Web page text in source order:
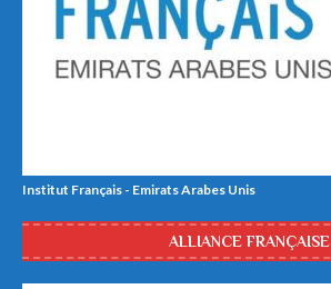
Institut Français - Emirats Arabes Unis
ALLIANCE FRANÇAISE